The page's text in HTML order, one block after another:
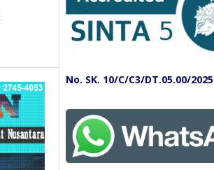
No. SK. 10/C/C3/DT.05.00/2025